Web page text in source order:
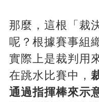
那麼，這根「裁
呢？根據賽事組
實際上是裁判用
在跳水比賽中，
通過指揮棒來示